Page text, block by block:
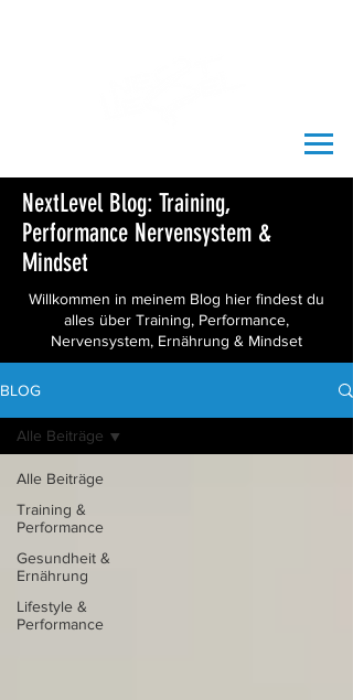
NextLevel Blog: Training,
Performance Nervensystem &
Mindset
Willkommen in meinem Blog hier findest du
alles über Training, Performance,
Nervensystem, Ernährung & Mindset
BLOG
Alle Beiträge
Training &
Performance
Gesundheit &
Ernährung
Lifestyle &
Performance
Alle Beiträge